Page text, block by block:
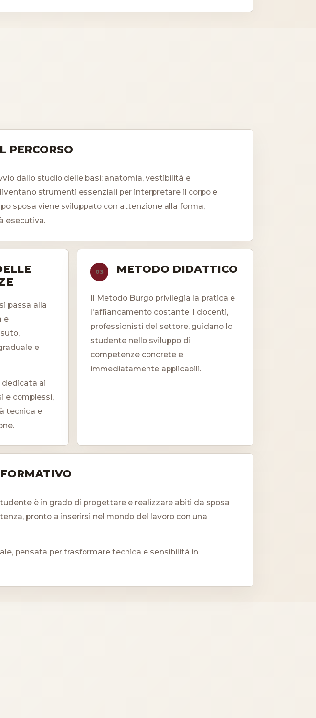
PERCORSO
dallo studio delle basi: anatomia, vestibilità e
strumenti essenziali per interpretare il corpo e
sposa viene sviluppato con attenzione alla forma,
esecutiva.
passa alla
e
e
dedicata ai
e complessi,
tecnica e
03 METODO DIDATTICO
Il Metodo Burgo privilegia la pratica e
l'affiancamento costante. I docenti,
professionisti del settore, guidano lo
studente nello sviluppo di
competenze concrete e
immediatamente applicabili.
è in grado di progettare e realizzare abiti da sposa
pronto a inserirsi nel mondo del lavoro con una
pensata per trasformare tecnica e sensibilità in